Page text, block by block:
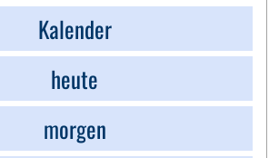
Kalender
heute
morgen